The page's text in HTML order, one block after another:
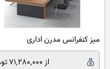
میز کنفرانس مدرن اداری
از 71,280,000 تومان